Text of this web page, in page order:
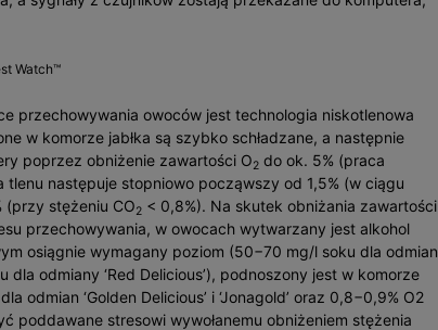
Watch™
przechowywania owoców jest technologia niskotlenowa
w komorze jabłka są szybko schładzane, a następnie
poprzez obniżenie zawartości O2 do ok. 5% (praca
następuje stopniowo począwszy od 1,5% (w ciągu
(przy stężeniu CO2 < 0,8%). Na skutek obniżania zawartości
przechowywania, w owocach wytwarzany jest alkohol
osiągnie wymagany poziom (50−70 mg/l soku dla odmian
dla odmiany ‘Red Delicious’), podnoszony jest w komorze
dla odmian ‘Golden Delicious’ i ‘Jonagold’ oraz 0,8−0,9% O2
poddawane stresowi wywołanemu obniżeniem stężenia